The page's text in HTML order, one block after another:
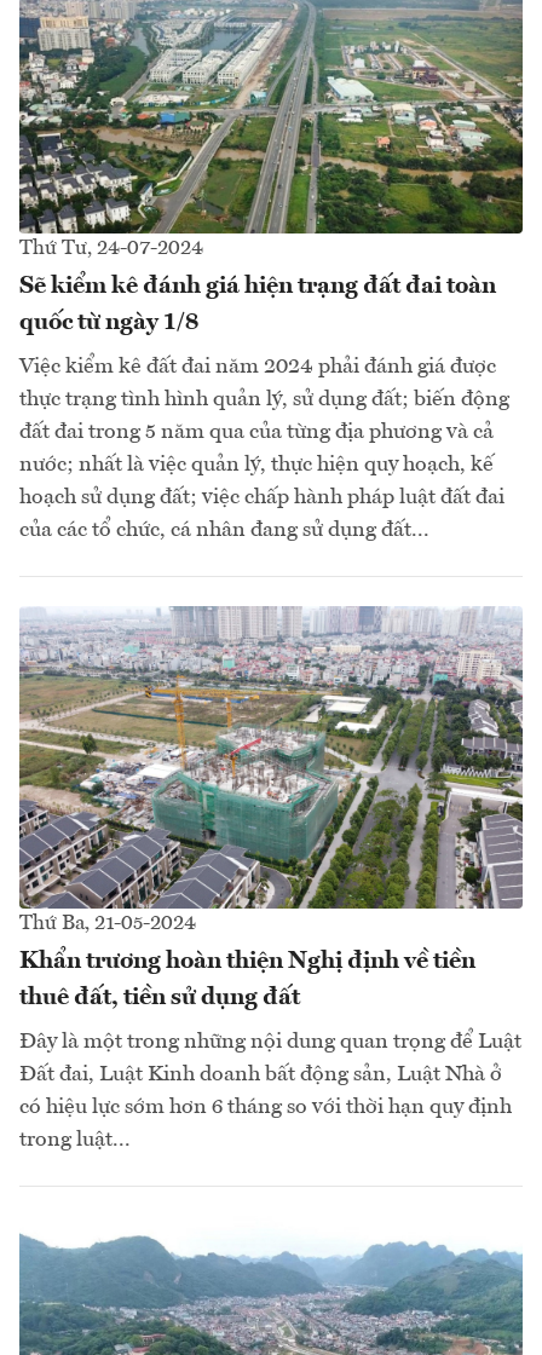
Thứ Tư, 24-07-2024
Sẽ kiểm kê đánh giá hiện trạng đất đai toàn
quốc từ ngày 1/8
Việc kiểm kê đất đai năm 2024 phải đánh giá được
thực trạng tình hình quản lý, sử dụng đất; biến động
đất đai trong 5 năm qua của từng địa phương và cả
nước; nhất là việc quản lý, thực hiện quy hoạch, kế
hoạch sử dụng đất; việc chấp hành pháp luật đất đai
của các tổ chức, cá nhân đang sử dụng đất...
Thứ Ba, 21-05-2024
Khẩn trương hoàn thiện Nghị định về tiền
thuê đất, tiền sử dụng đất
Đây là một trong những nội dung quan trọng để Luật
Đất đai, Luật Kinh doanh bất động sản, Luật Nhà ở
có hiệu lực sớm hơn 6 tháng so với thời hạn quy định
trong luật...